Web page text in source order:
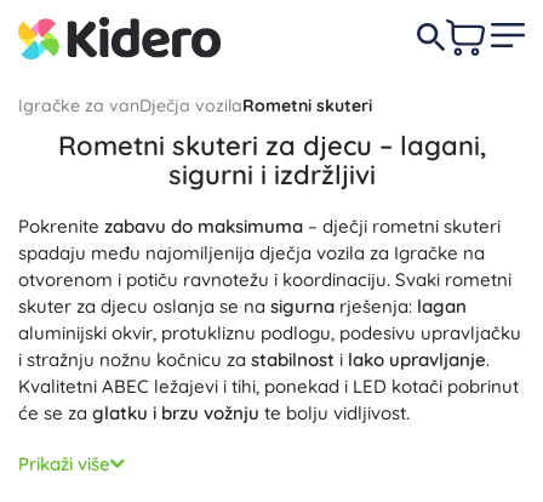
Igračke za vanDječja vozilaRometni skuteri
Rometni skuteri za djecu – lagani,
sigurni i izdržljivi
Pokrenite zabavu do maksimuma – dječji rometni skuteri
spadaju među najomiljenija dječja vozila za Igračke na
otvorenom i potiču ravnotežu i koordinaciju. Svaki rometni
skuter za djecu oslanja se na sigurna rješenja: lagan
aluminijski okvir, protukliznu podlogu, podesivu upravljačku
i stražnju nožnu kočnicu za stabilnost i lako upravljanje.
Kvalitetni ABEC ležajevi i tihi, ponekad i LED kotači pobrinut
će se za glatku i brzu vožnju te bolju vidljivost.
Odaberite upravo ono što odgovara vašem vozaču:
trokotačni skuter
Prikaži više